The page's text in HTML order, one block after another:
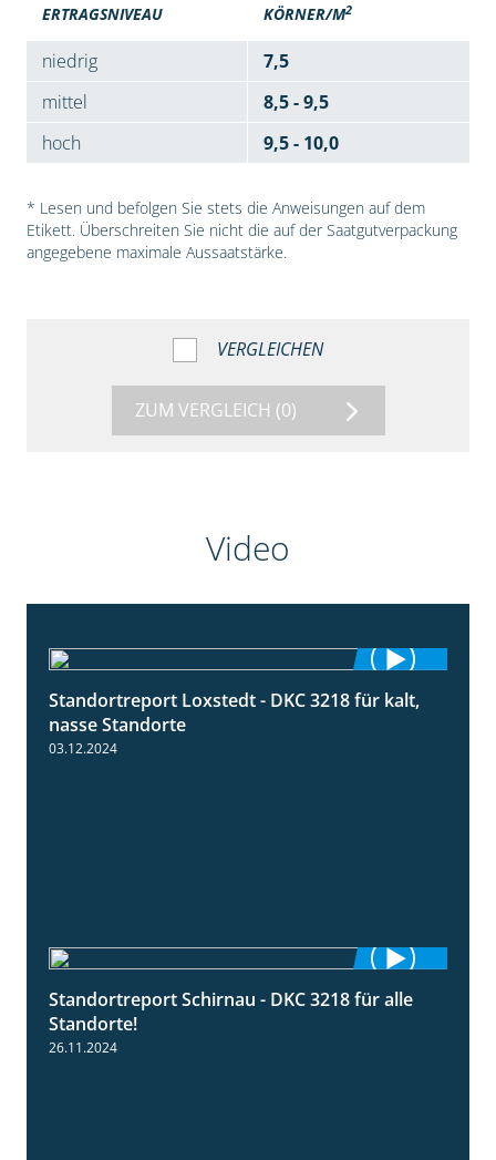
ERTRAGSNIVEAU KÖRNER/M2
niedrig
7,5
mittel
8,5 - 9,5
hoch
9,5 - 10,0
* Lesen und befolgen Sie stets die Anweisungen auf dem
Etikett. Überschreiten Sie nicht die auf der Saatgutverpackung
angegebene maximale Aussaatstärke.
VERGLEICHEN
ZUM VERGLEICH (0)
Video
0:53
Standortreport Loxstedt - DKC 3218 für kalt,
nasse Standorte
03.12.2024
2:02
Standortreport Schirnau - DKC 3218 für alle
Standorte!
26.11.2024